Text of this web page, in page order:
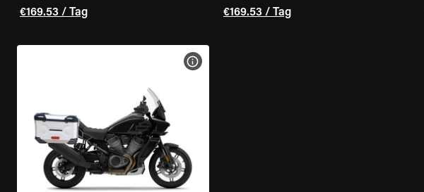
€169.53 / Tag €169.53 / Tag
MOTORRAD-DETAILS ANZEIGEN